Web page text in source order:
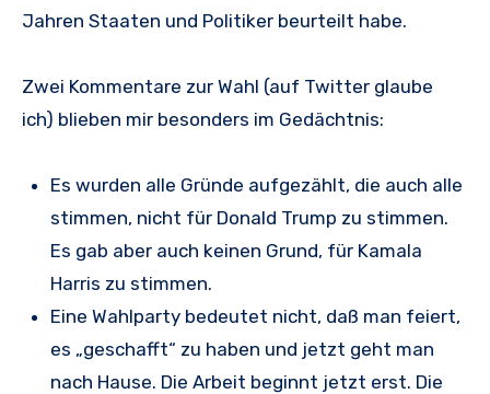
Jahren Staaten und Politiker beurteilt habe.
Zwei Kommentare zur Wahl (auf Twitter glaube
ich) blieben mir besonders im Gedächtnis:
Es wurden alle Gründe aufgezählt, die auch alle
stimmen, nicht für Donald Trump zu stimmen.
Es gab aber auch keinen Grund, für Kamala
Harris zu stimmen.
Eine Wahlparty bedeutet nicht, daß man feiert,
es „geschafft“ zu haben und jetzt geht man
nach Hause. Die Arbeit beginnt jetzt erst. Die